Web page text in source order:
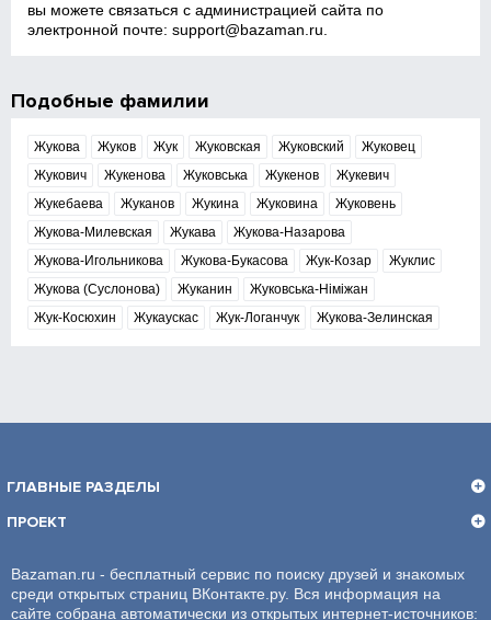
вы можете связаться с администрацией сайта по
электронной почте:support@bazaman.ru
Подобные фамилии
Жукова Жуков Жук Жуковская Жуковский
Жуковец
Жукович
Жукенова Жуковська Жукенов
Жукевич
Жукебаева
Жуканов Жукина Жуковина
Жуковень
Жукова-Милевская
Жукава
Жукова-Назарова
Жукова-Игольникова
Жукова-Букасова Жук-Козар
Жуклис
Жукова (Суслонова)
Жуканин
Жуковська-Німіжан
Жук-Косюхин
Жукаускас Жук-Логанчук Жукова-Зелинская
ГЛАВНЫЕ РАЗДЕЛЫ
ПРОЕКТ
Bazaman.ru - бесплатный сервис по поиску друзей и знакомых
среди открытых страниц ВКонтакте.ру. Вся информация на
сайте собрана автоматически из открытых интернет-источников: